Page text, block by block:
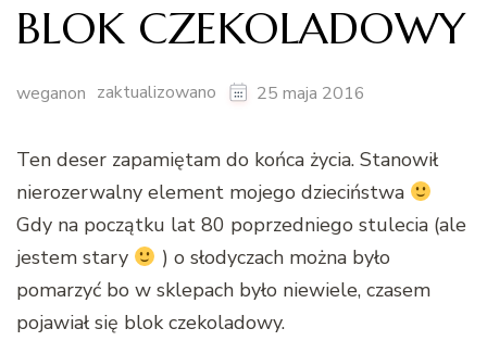
BLOK CZEKOLADOWY
weganon zaktualizowano 25 maja 2016
Ten deser zapamiętam do końca życia. Stanowił
nierozerwalny element mojego dzieciństwa
Gdy na początku lat 80 poprzedniego stulecia (ale
jestem stary
) o słodyczach można było
pomarzyć bo w sklepach było niewiele, czasem
pojawiał się blok czekoladowy.